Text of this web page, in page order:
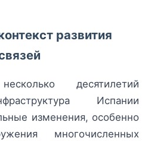
развития
десятилетий
Испании
изменения, особенно
многочисленных